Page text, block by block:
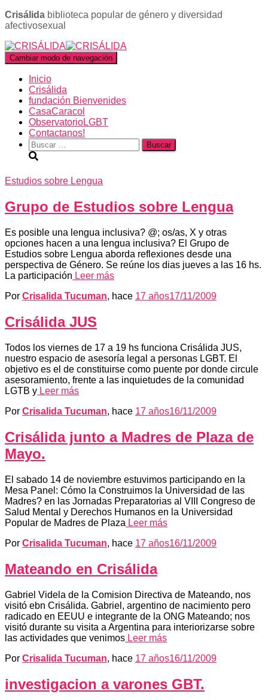
Crisálida biblioteca popular de género y diversidad
afectivosexual
Cambiar modo de navegación
Inicio
Crisálida
fundación Bienvenides
CasaCaracol
ObservatorioLGBT
Contactanos!
Buscar:
Estudios sobre Lengua
Grupo de Estudios sobre Lengua
Es posible una lengua inclusiva? @; os/as, X y otras
opciones hacen a una lengua inclusiva? El Grupo de
Estudios sobre Lengua aborda reflexiones desde una
perspectiva de Género. Se reúne los dias jueves a las 16 hs.
La participación Leer más
Por Crisalida Tucuman, hace 17 años17/11/2009
Crisálida JUS
Todos los viernes de 17 a 19 hs funciona Crisálida JUS,
nuestro espacio de asesoría legal a personas LGBT. El
objetivo es el de constituirse como puente por donde circule
asesoramiento, frente a las inquietudes de la comunidad
LGTB y Leer más
Por Crisalida Tucuman, hace 17 años16/11/2009
Crisálida junto a Madres de Plaza de
Mayo.
El sabado 14 de noviembre estuvimos participando en la
Mesa Panel: Cómo la Construimos la Universidad de las
Madres? en las Jornadas Preparatorias al VIII Congreso de
Salud Mental y Derechos Humanos en la Universidad
Popular de Madres de Plaza Leer más
Por Crisalida Tucuman, hace 17 años16/11/2009
Mateando en Crisálida
Gabriel Videla de la Comision Directiva de Mateando, nos
visitó ebn Crisálida. Gabriel, argentino de nacimiento pero
radicado en EEUU e integrante de la ONG Mateando; nos
visitó durante su visita a Argentina para interiorizarse sobre
las actividades que venimos Leer más
Por Crisalida Tucuman, hace 17 años16/11/2009
investigacion a varones GBT.